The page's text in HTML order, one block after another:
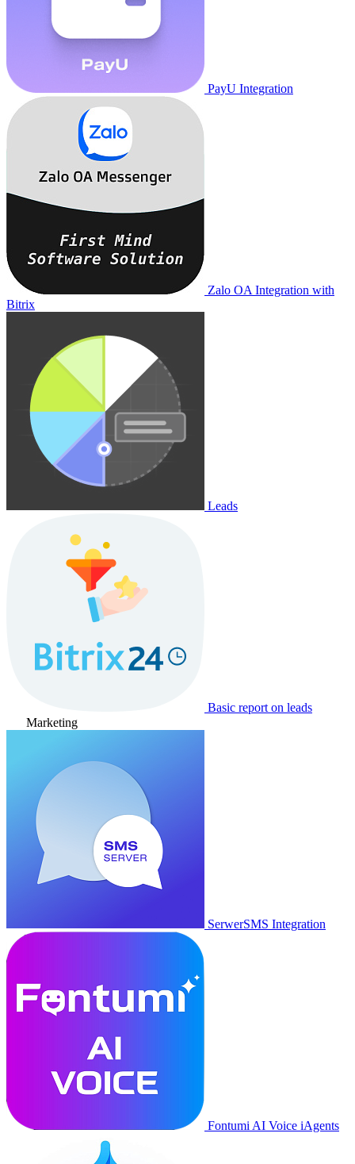
PayU Integration
Zalo OA Integration with
Bitrix
Leads
Basic report on leads
Marketing
SerwerSMS Integration
Fontumi AI Voice iAgents